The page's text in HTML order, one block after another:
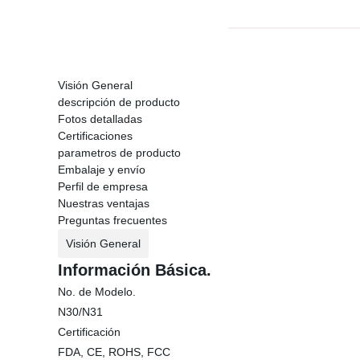
Visión General
descripción de producto
Fotos detalladas
Certificaciones
parametros de producto
Embalaje y envío
Perfil de empresa
Nuestras ventajas
Preguntas frecuentes
Visión General
Información Básica.
No. de Modelo.
N30/N31
Certificación
FDA, CE, ROHS, FCC